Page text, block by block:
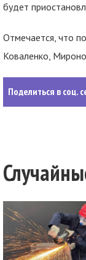
будет
Отмечается, что
Коваленко,
Поделиться в соц.